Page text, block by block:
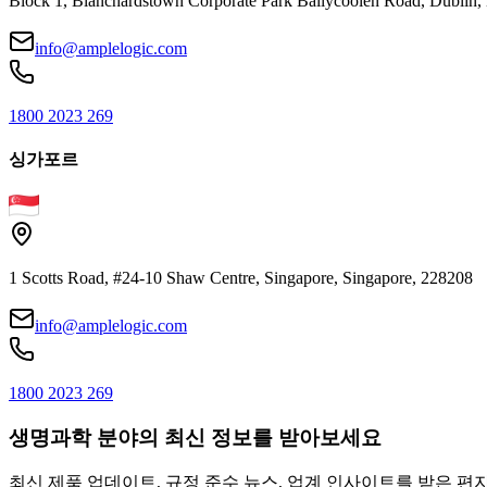
info@amplelogic.com
1800 2023 269
싱가포르
1 Scotts Road, #24-10 Shaw Centre, Singapore, Singapore, 228208
info@amplelogic.com
1800 2023 269
생명과학 분야의 최신 정보를 받아보세요
최신 제품 업데이트, 규정 준수 뉴스, 업계 인사이트를 받은 편